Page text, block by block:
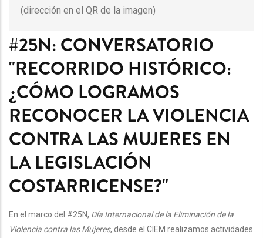
(dirección en el QR de la imagen)
#25N: CONVERSATORIO
"RECORRIDO HISTÓRICO:
¿CÓMO LOGRAMOS
RECONOCER LA VIOLENCIA
CONTRA LAS MUJERES EN
LA LEGISLACIÓN
COSTARRICENSE?"
En el marco del #25N, Día Internacional de la Eliminación de la
Violencia contra las Mujeres, desde el CIEM realizamos actividades